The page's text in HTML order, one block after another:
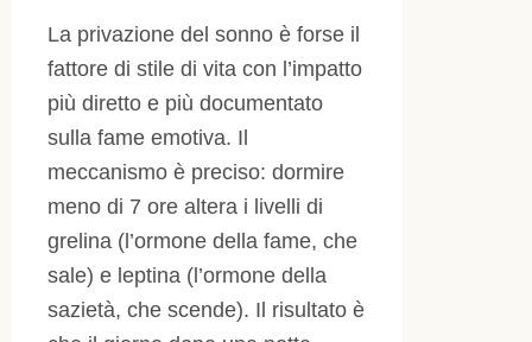
La privazione del sonno è forse il
fattore di stile di vita con l’impatto
più diretto e più documentato
sulla fame emotiva. Il
meccanismo è preciso: dormire
meno di 7 ore altera i livelli di
grelina (l’ormone della fame, che
sale) e leptina (l’ormone della
sazietà, che scende). Il risultato è